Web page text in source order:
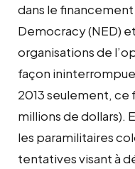
dans le
Democracy (NED)
organisations de
façon
2013 seulement, ce
millions de dollars).
les paramilitaires
tentatives visant à